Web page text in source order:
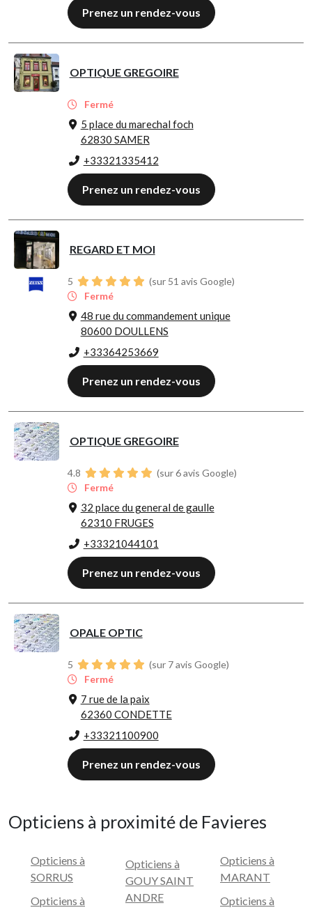
Prenez un rendez-vous
OPTIQUE GREGOIRE
Fermé
5 place du marechal foch
62830 SAMER
+33321335412
Prenez un rendez-vous
REGARD ET MOI
5
(sur 51 avis Google)
Fermé
48 rue du commandement unique
80600 DOULLENS
+33364253669
Prenez un rendez-vous
OPTIQUE GREGOIRE
4.8
(sur 6 avis Google)
Fermé
32 place du general de gaulle
62310 FRUGES
+33321044101
Prenez un rendez-vous
OPALE OPTIC
5
(sur 7 avis Google)
Fermé
7 rue de la paix
62360 CONDETTE
+33321100900
Prenez un rendez-vous
Opticiens à proximité de Favieres
Opticiens à
SORRUS
Opticiens à
Opticiens à
GOUY SAINT
ANDRE
Opticiens à
MARANT
Opticiens à